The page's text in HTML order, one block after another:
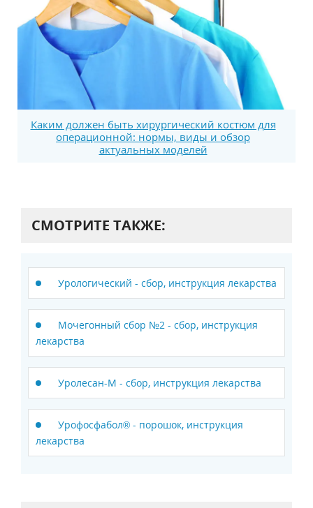
Каким должен быть хирургический костюм для
операционной: нормы, виды и обзор
актуальных моделей
СМОТРИТЕ ТАКЖЕ:
Урологический - сбор, инструкция лекарства
Мочегонный сбор №2 - сбор, инструкция
лекарства
Уролесан-М - сбор, инструкция лекарства
Урофосфабол® - порошок, инструкция
лекарства